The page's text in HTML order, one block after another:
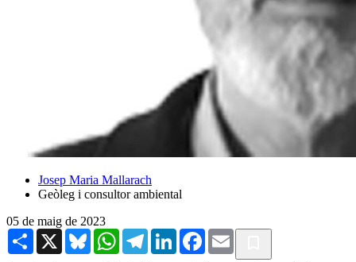
Josep Maria Mallarach
Geòleg i consultor ambiental
05 de maig de 2023
Share X BlueskyWhatsAppTelegramLinkedInFacebook
Email